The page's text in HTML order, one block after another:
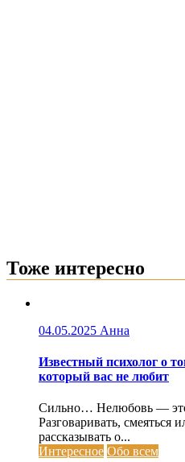
Тоже интересно
04.05.2025 Анна
Известный психолог о
который вас не любит
Сильно… Нелюбовь — это
Разговаривать, смеяться
рассказывать о...
Интересное Обо всем